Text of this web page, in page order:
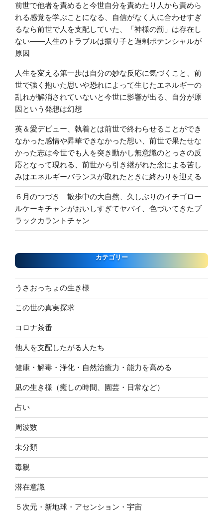
前世で他者を責めると今世自分を責めたり人から責めら
れる感覚を学ぶことになる、自信がなく人に合わせすぎ
るなら前世で人を支配していた、「神様の罰」は存在し
ない――人生のトラブルは振り子と過剰ポテンシャルが
原因
人生を変える第一歩は自分の妙な反応に気づくこと、前
世で強く抱いた思いや恐れによって生じたエネルギーの
乱れが解消されていないと今世に影響が出る、自分が原
因という発想は幻想
英＆愛デビュー、執着とは前世で終わらせることができ
なかった感情や昇華できなかった想い、前世で果たせな
かった志は今世でも人を突き動かし無意識のとっさの反
応となって現れる、前世から引き継がれた念による苦し
みはエネルギーバランスが取れたときに終わりを迎える
６月のつづき 散歩中の大自然、久しぶりのイチゴロー
ルケーキチャンがおいしすぎてヤバイ、色づいてきたブ
ラックカラントチャン
カテゴリー
うさおっちょの生き様
この世の真実探求
コロナ茶番
他人を支配したがる人たち
健康・解毒・浄化・自然治癒力・能力を高める
凪の生き様（癒しの時間、園芸・日常など）
占い
周波数
未分類
毒親
潜在意識
５次元・新地球・アセンション・宇宙